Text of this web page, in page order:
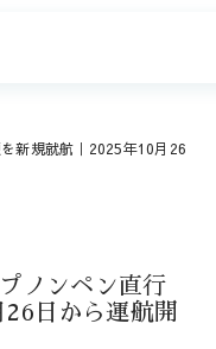
新規就航｜2025年10月26
ノンペン直行
日から運航開